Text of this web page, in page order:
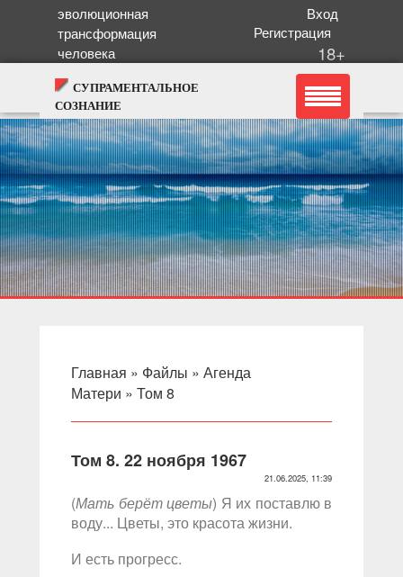
эволюционная
трансформация
человека
Вход
Регистрация
18+
СУПРАМЕНТАЛЬНОЕ
СОЗНАНИЕ
Главная » Файлы » Агенда
Матери » Том 8
Том 8. 22 ноября 1967
21.06.2025, 11:39
(Мать берёт цветы) Я их поставлю в
воду... Цветы, это красота жизни.
И есть прогресс.